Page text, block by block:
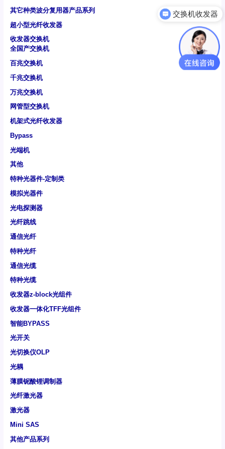
其它种类波分复用器产品系列
超小型光纤收发器
收发器交换机
全国产交换机
百兆交换机
千兆交换机
万兆交换机
网管型交换机
机架式光纤收发器
Bypass
光端机
其他
特种光器件-定制类
模拟光器件
光电探测器
光纤跳线
通信光纤
特种光纤
通信光缆
特种光缆
收发器z-block光组件
收发器一体化TFF光组件
智能BYPASS
光开关
光切换仪OLP
光耦
薄膜铌酸锂调制器
光纤激光器
激光器
Mini SAS
其他产品系列
交换机收发器